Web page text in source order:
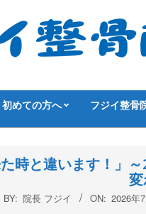
初めての方へ フジイ整骨
た時と違います！」
BY: 院長 フジイ ON: 2026年